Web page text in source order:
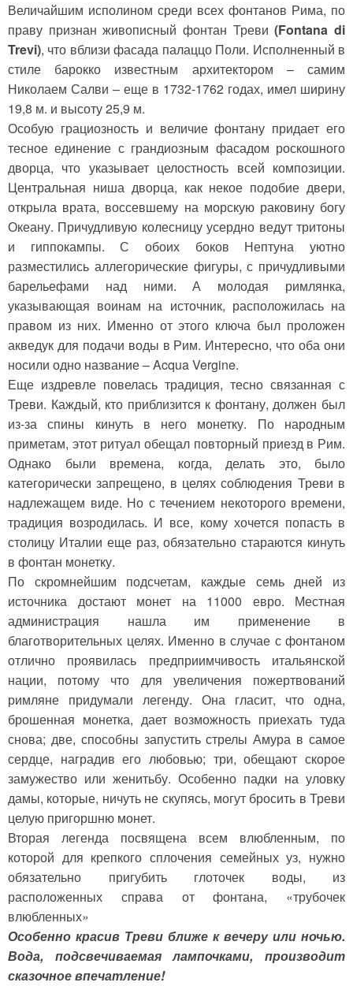
Величайшим исполином среди всех фонтанов Рима, по
праву признан живописный фонтан Треви(Fontana di
Trevi), что вблизи фасада палаццо Поли. Исполненный в
стиле барокко известным архитектором – самим
Николаем Салви – еще в 1732-1762 годах, имел ширину
19,8 м. и высоту 25,9 м.
Особую грациозность и величие фонтану придает его
тесное единение с грандиозным фасадом роскошного
дворца, что указывает целостность всей композиции.
Центральная ниша дворца, как некое подобие двери,
открыла врата, воссевшему на морскую раковину богу
Океану. Причудливую колесницу усердно ведут тритоны
и гиппокампы. С обоих боков Нептуна уютно
разместились аллегорические фигуры, с причудливыми
барельефами над ними. А молодая римлянка,
указывающая воинам на источник, расположилась на
правом из них. Именно от этого ключа был проложен
акведук для подачи воды в Рим. Интересно, что оба они
носили одно название – Acqua Vergine.
Еще издревле повелась традиция, тесно связанная с
Треви. Каждый, кто приблизится к фонтану, должен был
из-за спины кинуть в него монетку. По народным
приметам, этот ритуал обещал повторный приезд в Рим.
Однако были времена, когда, делать это, было
категорически запрещено, в целях соблюдения Треви в
надлежащем виде. Но с течением некоторого времени,
традиция возродилась. И все, кому хочется попасть в
столицу Италии еще раз, обязательно стараются кинуть
в фонтан монетку.
По скромнейшим подсчетам, каждые семь дней из
источника достают монет на 11000 евро. Местная
администрация нашла им применение в
благотворительных целях. Именно в случае с фонтаном
отлично проявилась предприимчивость итальянской
нации, потому что для увеличения пожертвований
римляне придумали легенду. Она гласит, что одна,
брошенная монетка, дает возможность приехать туда
снова; две, способны запустить стрелы Амура в самое
сердце, наградив его любовью; три, обещают скорое
замужество или женитьбу. Особенно падки на уловку
дамы, которые, ничуть не скупясь, могут бросить в Треви
целую пригоршню монет.
Вторая легенда посвящена всем влюбленным, по
которой для крепкого сплочения семейных уз, нужно
обязательно пригубить глоточек воды, из
расположенных справа от фонтана, «трубочек
влюбленных»
Особенно красив Треви ближе к вечеру или ночью.
Вода, подсвечиваемая лампочками, производит
сказочное впечатление!